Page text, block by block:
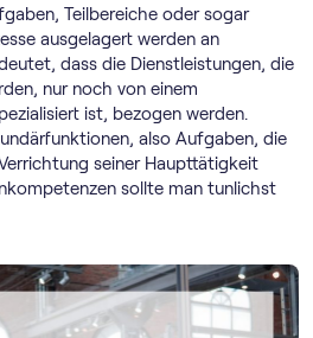
Teilbereiche oder sogar
ausgelagert werden an
dass die Dienstleistungen, die
nur noch von einem
ist, bezogen werden.
also Aufgaben, die
seiner Haupttätigkeit
sollte man tunlichst